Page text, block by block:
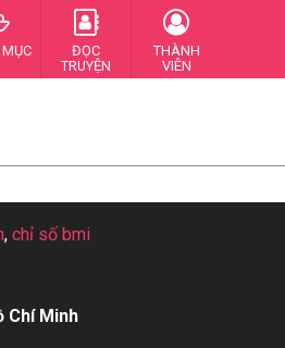
ĐỌC
TRUYỆN
THÀNH
VIÊN
, chỉ số bmi
Chí Minh